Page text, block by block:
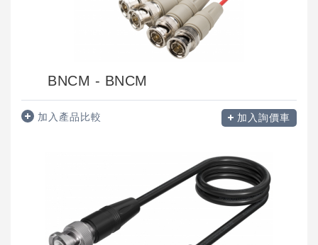
BNCM - BNCM
加入產品比較 加入詢價車